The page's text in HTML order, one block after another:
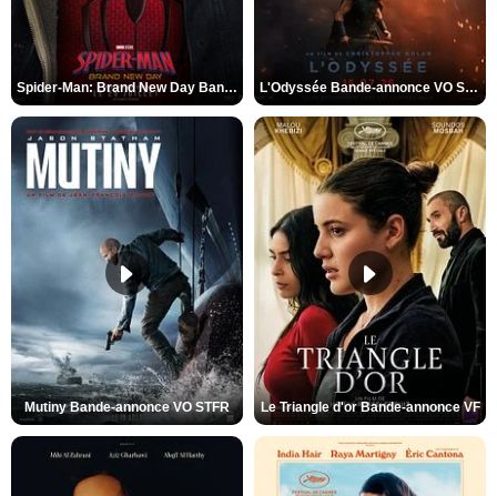
Spider-Man: Brand New Day Bande-annonce VO STFR L'Odyssée Bande-annonce VO STFR
Mutiny Bande-annonce VO STFR Le Triangle d'or Bande-annonce VF